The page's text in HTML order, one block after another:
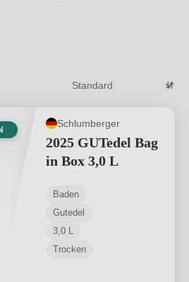
5 Sternen
Schlumberger
2025 GUTedel Bag
in Box 3,0 L
Baden
Gutedel
3,0 L
Trocken